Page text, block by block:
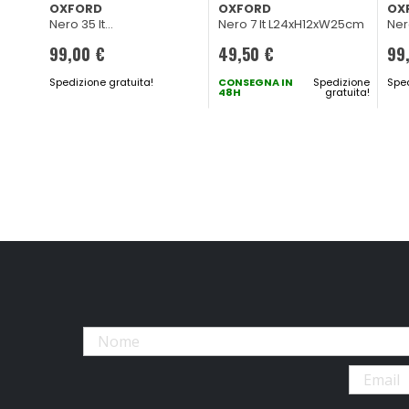
OXFORD
OXFORD
Nero 35 lt
99,00 €
Spedizione gratuita!
OXFORD
OXFORD
Nero 7 lt L24xH12xW25cm
49,50 €
CONSEGNA IN
48H
Spedizione
gratuita!